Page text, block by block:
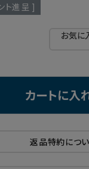
ト進呈 ]
お気に
カートに入
返品特約につ